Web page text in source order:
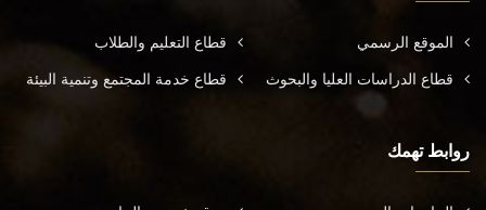
الموقع الرسمي قطاع التعليم والطلاب
قطاع الدراسات العليا والبحوث قطاع خدمة المجتمع وتنمية البيئة
روابط تهمك